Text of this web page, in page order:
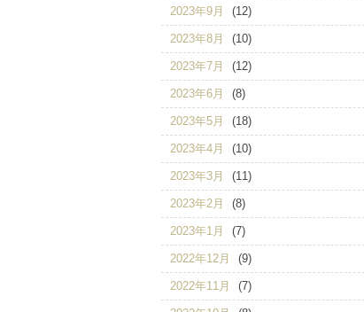
2023年9月 (12)
2023年8月 (10)
2023年7月 (12)
2023年6月 (8)
2023年5月 (18)
2023年4月 (10)
2023年3月 (11)
2023年2月 (8)
2023年1月 (7)
2022年12月 (9)
2022年11月 (7)